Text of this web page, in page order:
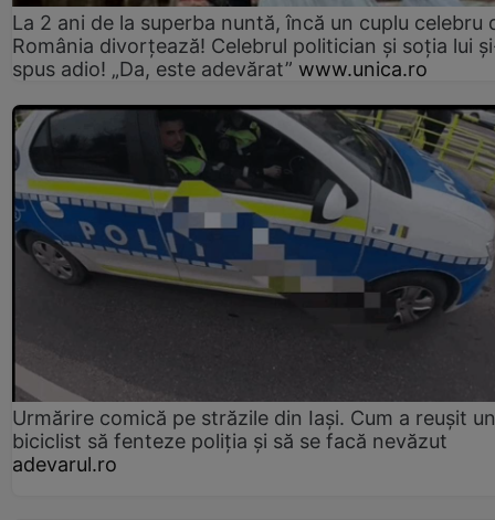
La 2 ani de la superba nuntă, încă un cuplu celebru
România divorțează! Celebrul politician și soția lui
spus adio! „Da, este adevărat” www.unica.ro
Urmărire comică pe străzile din Iași. Cum a reușit un
biciclist să fenteze poliția și să se facă nevăzut
adevarul.ro